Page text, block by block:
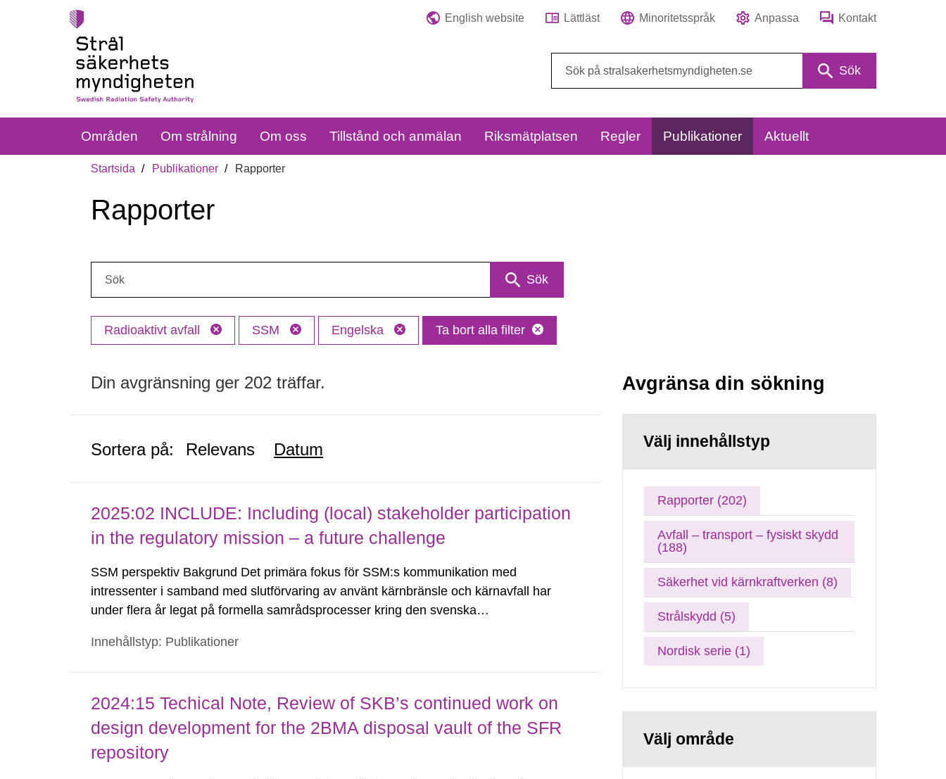
English website Lättläst Minoritetsspråk Anpassa Kontakt
Sök
Områden Om strålning Om oss Tillstånd och anmälan Riksmätplatsen Regler Publikationer Aktuellt
Startsida Publikationer Rapporter
Rapporter
Sök
Radioaktivt avfall SSM Engelska Ta bort alla filter
Din avgränsning ger 202 träffar.
Sortera på: Relevans Datum
2025:02 INCLUDE: Including (local) stakeholder participation
in the regulatory mission – a future challenge
SSM perspektiv Bakgrund Det primära fokus för SSM:s kommunikation med
intressenter i samband med slutförvaring av använt kärnbränsle och kärnavfall har
under flera år legat på formella samrådsprocesser kring den svenska
tillståndsansökningar enligt kärntekniklagen.
Innehållstyp: Publikationer
2024:15 Techical Note, Review of SKB’s continued work on
design development for the 2BMA disposal vault of the SFR
repository
Avgränsa din sökning
Välj innehållstyp
Rapporter (202)
Avfall – transport – fysiskt skydd
(188)
Säkerhet vid kärnkraftverken (8)
Strålskydd (5)
Nordisk serie (1)
Välj område